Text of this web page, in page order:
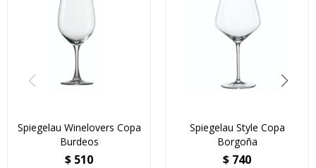
Spiegelau Winelovers Copa
Burdeos
$ 510
Spiegelau Style Copa
Borgoña
$ 740